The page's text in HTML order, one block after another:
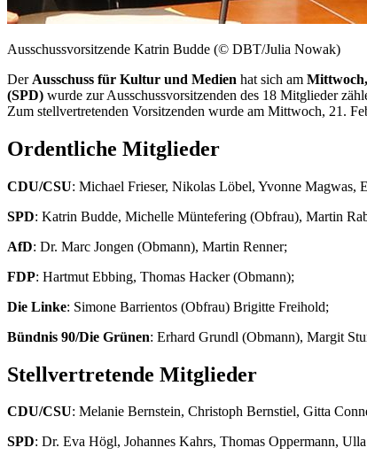
Ausschussvorsitzende Katrin Budde (© DBT/Julia Nowak)
Der Ausschuss für Kultur und Medien hat sich am
(SPD) wurde zur Ausschussvorsitzenden des 18 Mitglieder
Zum stellvertretenden Vorsitzenden wurde am Mittwoch, 21.
Ordentliche Mitglieder
CDU/CSU: Michael Frieser, Nikolas Löbel, Yvonne Magwas,
SPD: Katrin Budde, Michelle Müntefering (Obfrau), Martin
AfD: Dr. Marc Jongen (Obmann), Martin Renner;
FDP: Hartmut Ebbing, Thomas Hacker (Obmann);
Die Linke: Simone Barrientos (Obfrau) Brigitte Freihold;
Bündnis 90/Die Grünen: Erhard Grundl (Obmann), Margit
Stellvertretende Mitglieder
CDU/CSU: Melanie Bernstein, Christoph Bernstiel, Gitta
SPD: Dr. Eva Högl, Johannes Kahrs, Thomas Oppermann,